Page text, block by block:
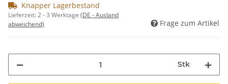
Knapper Lagerbestand
Lieferzeit:2 - 3 Werktage (DE - Ausland
abweichend)
Frage zum Artikel
Stk